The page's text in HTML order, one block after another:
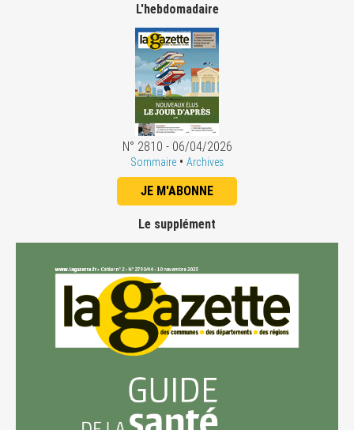
L'hebdomadaire
N° 2810 - 06/04/2026
Sommaire • Archives
JE M'ABONNE
Le supplément